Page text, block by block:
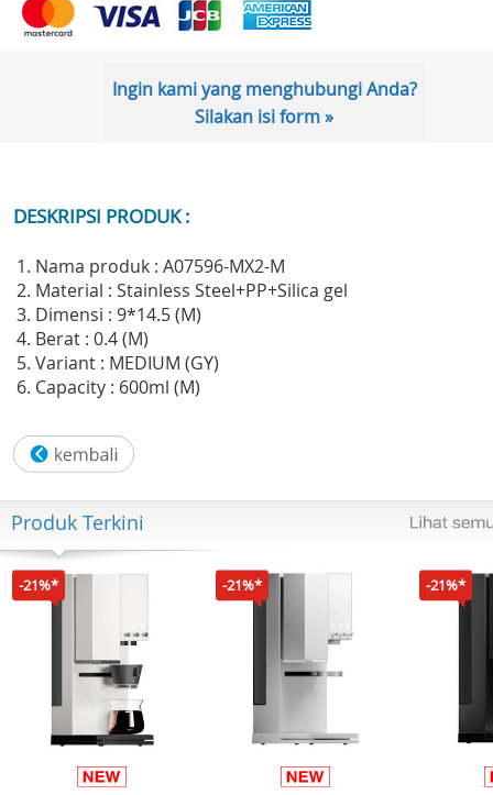
Ingin kami yang menghubungi Anda?
Silakan isi form »
DESKRIPSI PRODUK :
1. Nama produk : A07596-MX2-M
2. Material : Stainless Steel+PP+Silica gel
3. Dimensi : 9*14.5 (M)
4. Berat : 0.4 (M)
5. Variant : MEDIUM (GY)
6. Capacity : 600ml (M)
Produk Terkini
-21%* -21%* -21%*